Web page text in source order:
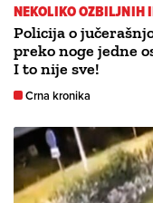
NEKOLIKO OZBILJNIH
Policija o
preko noge jedne
I to nije sve!
Crna kronika